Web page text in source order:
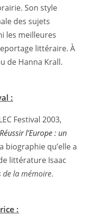
Son style
des sujets
les meilleures
littéraire. À
de Hanna Krall.
:
Festival 2003,
Réussir l’Europe : un
biographie qu’elle a
littérature Isaac
de la mémoire.
: